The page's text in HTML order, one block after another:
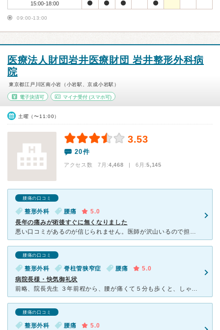
15:00-18:00
09:00-13:00
医療法人財団岩井医療財団 岩井整形外科病
院
東京都江戸川区南小岩（小岩駅、京成小岩駅）
電子決済可 マイナ受付(スマホ可)
土曜（〜11:00）
3.53
20件
アクセス数 7月:4,468 | 6月:5,145
腰痛の口コミ
整形外科 腰痛
5.0
長年の痛みが術後すぐに無くなりました
悪い口コミがあるのが信じられません。医師が沢山いるので担当医によるのかもしれませんがヘルニアの手術に関しては確か全国一ですし名医が揃っていると思います。 私は古閑先生に手術して頂きましたが長年の痛み
腰痛の口コミ
整形外科 脊柱管狭窄症 腰痛
5.0
病院長様・快気御礼状
前略、院長先生 ３年前程から、腰が痛くて５分も歩くと、しゃがみこんでしまい、又 車の運転も ３０分も乗ろうものなら、痛くて痛くて、これでは、仕事ができないと悩んでいました。事務所近くの整形外科に行
腰痛の口コミ
整形外科 腰痛
5.0